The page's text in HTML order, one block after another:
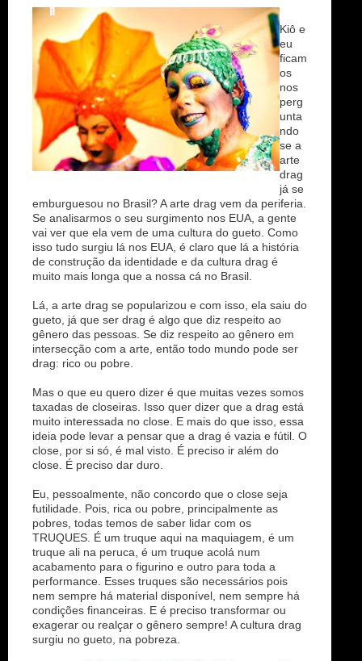
n
Kiô e
eu
ficam
os
nos
perg
unta
ndo
se a
arte
drag
já se
emburguesou no Brasil? A arte drag vem da periferia.
Se analisarmos o seu surgimento nos EUA, a gente
vai ver que ela vem de uma cultura do gueto. Como
isso tudo surgiu lá nos EUA, é claro que lá a história
de construção da identidade e da cultura drag é
muito mais longa que a nossa cá no Brasil.
Lá, a arte drag se popularizou e com isso, ela saiu do
gueto, já que ser drag é algo que diz respeito ao
gênero das pessoas. Se diz respeito ao gênero em
intersecção com a arte, então todo mundo pode ser
drag: rico ou pobre.
Mas o que eu quero dizer é que muitas vezes somos
taxadas de closeiras. Isso quer dizer que a drag está
muito interessada no close. E mais do que isso, essa
ideia pode levar a pensar que a drag é vazia e fútil. O
close, por si só, é mal visto. É preciso ir além do
close. É preciso dar duro.
Eu, pessoalmente, não concordo que o close seja
futilidade. Pois, rica ou pobre, principalmente as
pobres, todas temos de saber lidar com os
TRUQUES. É um truque aqui na maquiagem, é um
truque ali na peruca, é um truque acolá num
acabamento para o figurino e outro para toda a
performance. Esses truques são necessários pois
nem sempre há material disponível, nem sempre há
condições financeiras. E é preciso transformar ou
exagerar ou realçar o gênero sempre! A cultura drag
surgiu no gueto, na pobreza.